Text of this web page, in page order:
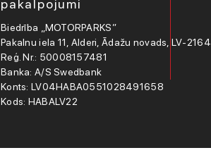
pakalpojumi
Biedrība „MOTORPARKS”
Pakalnu iela 11, Alderi, Ādažu novads, LV-2164
Reģ. Nr.: 50008157481
Banka: A/S Swedbank
Konts: LV04HABA0551028491658
Kods: HABALV22